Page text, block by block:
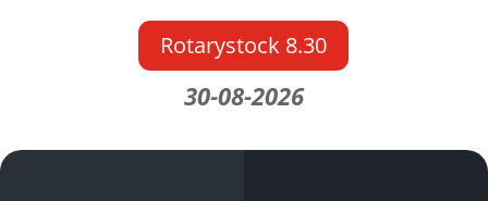
Rotarystock 8.30
30-08-2026